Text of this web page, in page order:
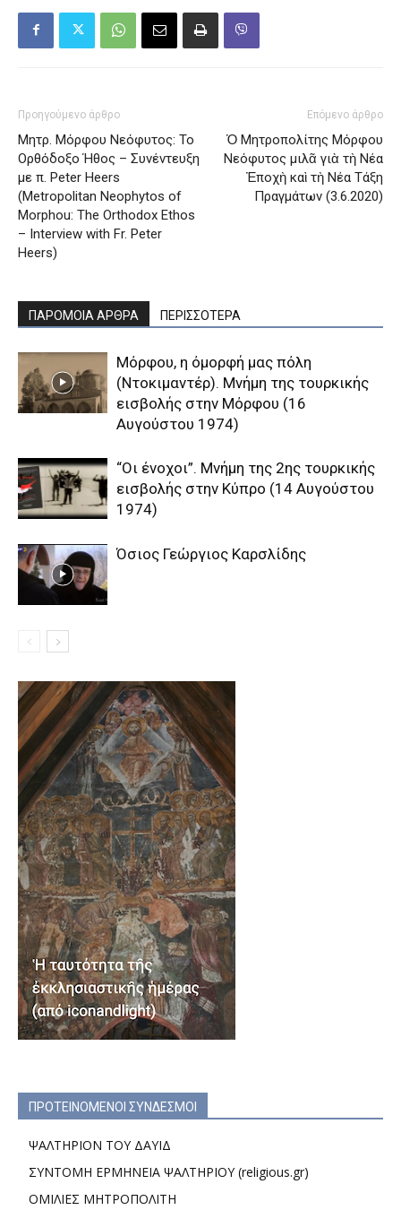
Προηγούμενο άρθρο
Μητρ. Μόρφου Νεόφυτος: Το
Ορθόδοξο Ήθος – Συνέντευξη
με π. Peter Heers
(Metropolitan Neophytos of
Morphou: The Orthodox Ethos
– Interview with Fr. Peter
Heers)
Επόμενο άρθρο
Ὁ Μητροπολίτης Μόρφου
Νεόφυτος μιλᾶ γιὰ τὴ Νέα
Ἐποχὴ καὶ τὴ Νέα Τάξη
Πραγμάτων (3.6.2020)
ΠΑΡΟΜΟΙΑ ΑΡΘΡΑ ΠΕΡΙΣΣΟΤΕΡΑ
Μόρφου, η όμορφή μας πόλη
(Ντοκιμαντέρ). Μνήμη της τουρκικής
εισβολής στην Μόρφου (16
Αυγούστου 1974)
“Οι ένοχοι”. Μνήμη της 2ης τουρκικής
εισβολής στην Κύπρο (14 Αυγούστου
1974)
Όσιος Γεώργιος Καρσλίδης
ΠΡΟΤΕΙΝΟΜΕΝΟΙ ΣΥΝΔΕΣΜΟΙ
ΨΑΛΤΗΡΙΟΝ ΤΟΥ ΔΑΥΙΔ
ΣΥΝΤΟΜΗ ΕΡΜΗΝΕΙΑ ΨΑΛΤΗΡΙΟΥ (religious.gr)
ΟΜΙΛΙΕΣ ΜΗΤΡΟΠΟΛΙΤΗ